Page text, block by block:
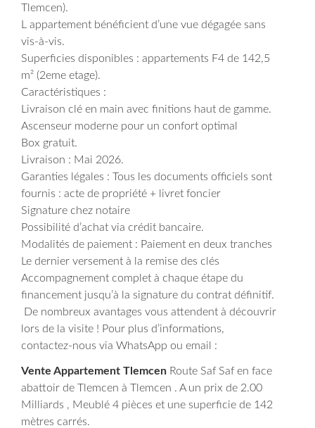
Tlemcen).
L appartement bénéficient d’une vue dégagée sans
vis-à-vis.
Superficies disponibles : appartements F4 de 142,5
m² (2eme etage).
Caractéristiques :
Livraison clé en main avec finitions haut de gamme.
Ascenseur moderne pour un confort optimal
Box gratuit.
Livraison : Mai 2026.
Garanties légales : Tous les documents officiels sont
fournis : acte de propriété + livret foncier
Signature chez notaire
Possibilité d’achat via crédit bancaire.
Modalités de paiement : Paiement en deux tranches
Le dernier versement à la remise des clés
Accompagnement complet à chaque étape du
financement jusqu’à la signature du contrat définitif.
De nombreux avantages vous attendent à découvrir
lors de la visite ! Pour plus d’informations,
contactez-nous via WhatsApp ou email :
Vente Appartement Tlemcen Route Saf Saf en face
abattoir de Tlemcen à Tlemcen . A un prix de 2.00
Milliards , Meublé 4 pièces et une superficie de 142
mètres carrés.